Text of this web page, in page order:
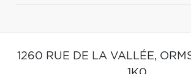
1260 RUE DE LA VALLÉE,